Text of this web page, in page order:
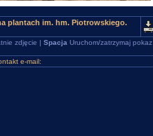
plantach im. hm. Piotrowskiego.
zdjęcie | Spacja Uruchom/zatrzymaj pokaz
e-mail: